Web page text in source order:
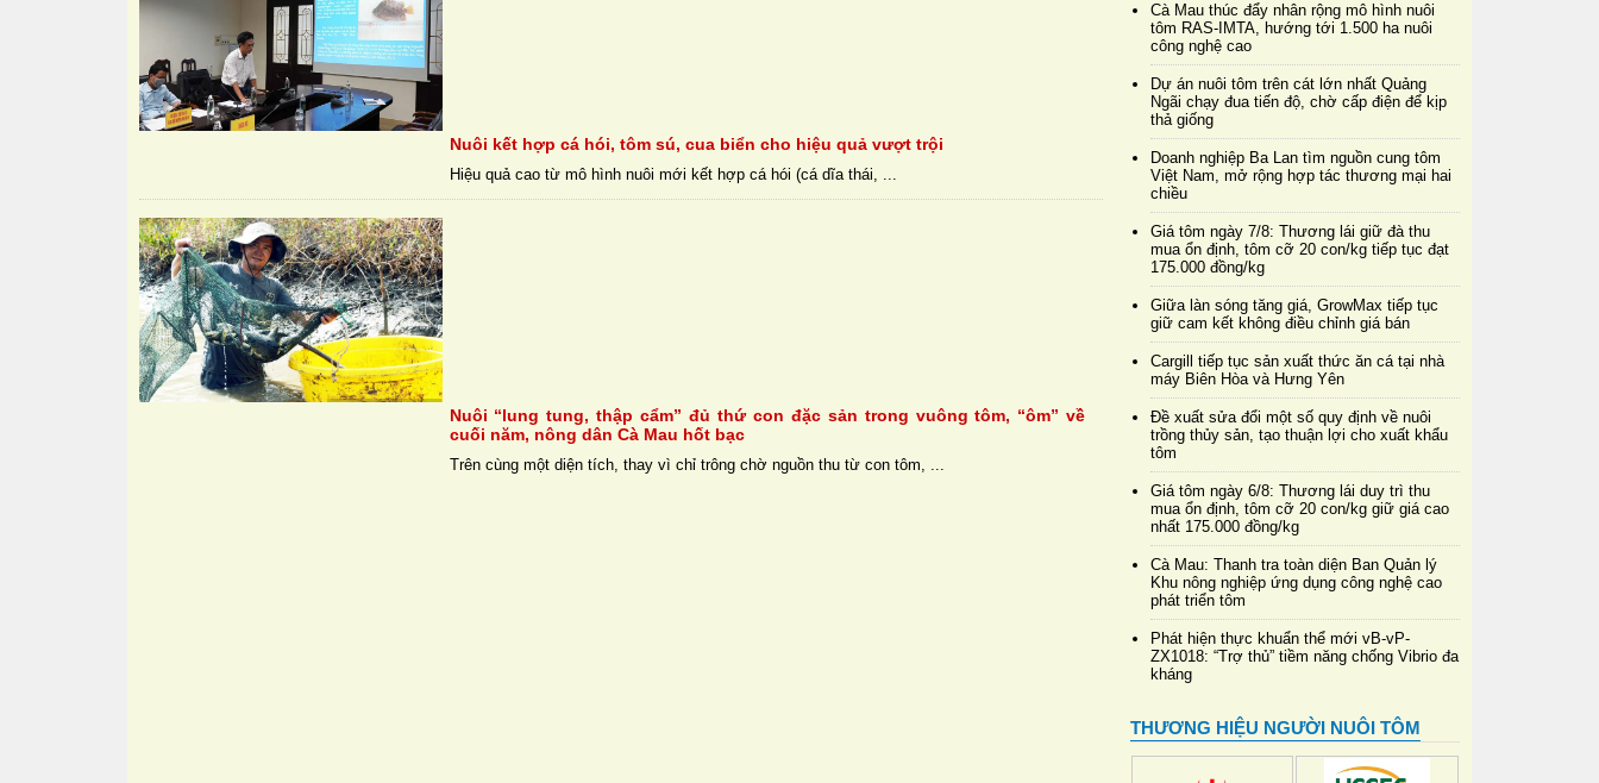
Nuôi kết hợp cá hói, tôm sú, cua biển cho hiệu quả vượt trội
Hiệu quả cao từ mô hình nuôi mới kết hợp cá hói (cá dĩa thái, ...
Nuôi “lung tung, thập cẩm” đủ thứ con đặc sản trong vuông tôm, “ôm” về
cuối năm, nông dân Cà Mau hốt bạc
Trên cùng một diện tích, thay vì chỉ trông chờ nguồn thu từ con tôm, ...
Cà Mau thúc đẩy nhân rộng mô hình nuôi
tôm RAS-IMTA, hướng tới 1.500 ha nuôi
công nghệ cao
Dự án nuôi tôm trên cát lớn nhất Quảng
Ngãi chạy đua tiến độ, chờ cấp điện để kịp
thả giống
Doanh nghiệp Ba Lan tìm nguồn cung tôm
Việt Nam, mở rộng hợp tác thương mại hai
chiều
Giá tôm ngày 7/8: Thương lái giữ đà thu
mua ổn định, tôm cỡ 20 con/kg tiếp tục đạt
175.000 đồng/kg
Giữa làn sóng tăng giá, GrowMax tiếp tục
giữ cam kết không điều chỉnh giá bán
Cargill tiếp tục sản xuất thức ăn cá tại nhà
máy Biên Hòa và Hưng Yên
Đề xuất sửa đổi một số quy định về nuôi
trồng thủy sản, tạo thuận lợi cho xuất khẩu
tôm
Giá tôm ngày 6/8: Thương lái duy trì thu
mua ổn định, tôm cỡ 20 con/kg giữ giá cao
nhất 175.000 đồng/kg
Cà Mau: Thanh tra toàn diện Ban Quản lý
Khu nông nghiệp ứng dụng công nghệ cao
phát triển tôm
Phát hiện thực khuẩn thể mới vB-vP-
ZX1018: “Trợ thủ” tiềm năng chống Vibrio đa
kháng
THƯƠNG HIỆU NGƯỜI NUÔI TÔM